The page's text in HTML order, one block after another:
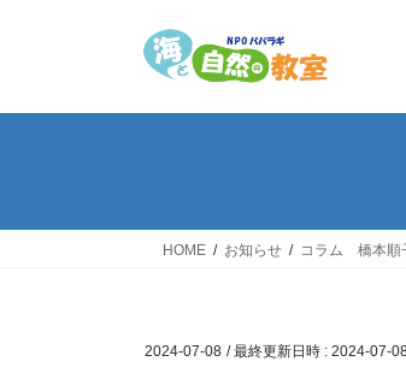
HOME お知らせ コラム 橋本順
2024-07-08 / 最終更新日時 : 2024-07-